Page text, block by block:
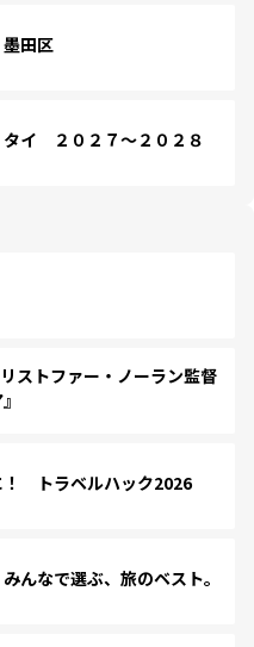
田区
イ ２０２７～２０２８
ストファー・ノーラン監督
！ トラベルハック2026
んなで選ぶ、旅のベスト。